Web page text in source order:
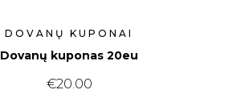
DOVANŲ KUPONAI
Dovanų kuponas 20eu
€20.00